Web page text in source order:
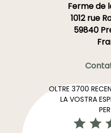
Ferme de
1012 rue
59840
OLTRE 3700
LA VOSTRA